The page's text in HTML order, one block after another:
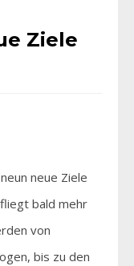
Ziele
neue Ziele
bald mehr
von
bis zu den